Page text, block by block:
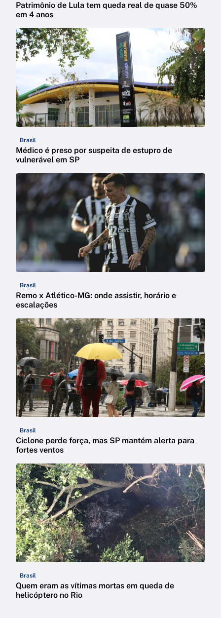
Patrimônio de Lula tem queda real de quase 50%
em 4 anos
Brasil
Médico é preso por suspeita de estupro de
vulnerável em SP
Brasil
Remo x Atlético-MG: onde assistir, horário e
escalações
Brasil
Ciclone perde força, mas SP mantém alerta para
fortes ventos
Brasil
Quem eram as vítimas mortas em queda de
helicóptero no Rio